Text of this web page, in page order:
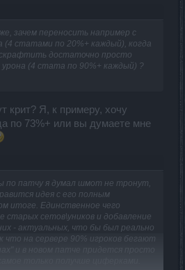
зачем переносить например с
(4 статами по 20%+ каждый), когда
достаточно просто
урона (4 стата по 90%+ каждый) ?
крит? Я, к примеру, хочу
по 73%+ или вы думаете мне
по патчу я думал шмот не тронут,
идея с его полным
итоге. Единственное чего
старых сетов\уников и добавление
- актуальных, что бы был реально
что на сервере 90% игроков бегают